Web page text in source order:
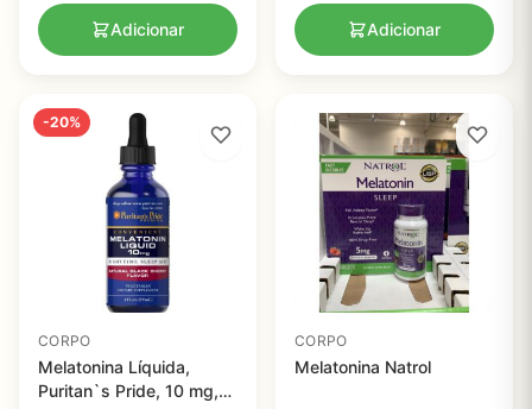
Adicionar Adicionar
-20%
CORPO
Melatonina Líquida,
Puritan`s Pride, 10 mg,
CORPO
Melatonina Natrol